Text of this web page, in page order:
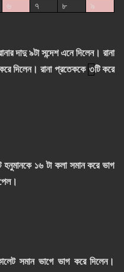
৬ ৭ ৮ ৯
দাদু ৯টা সন্দেশ এনে দিলেন। রানা
দিলেন। রানা প্রতেককে ৩টি করে
১৬ টা কলা সমান করে ভাগ
সমান ভাগে ভাগ করে দিলেন।